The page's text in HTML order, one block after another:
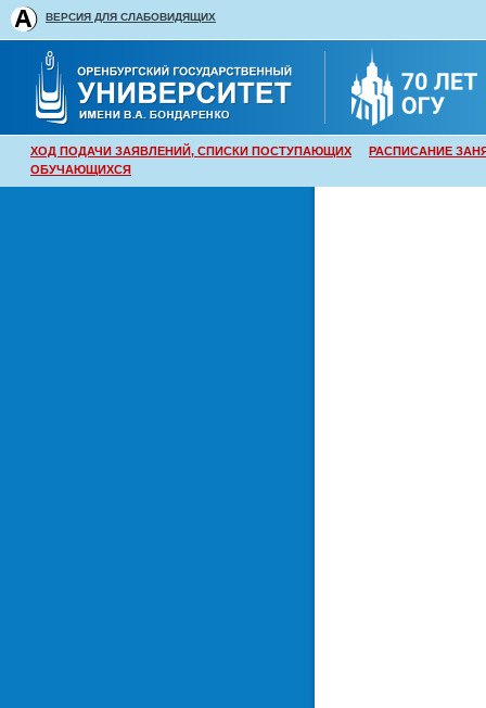
ВЕРСИЯ ДЛЯ СЛАБОВИДЯЩИХ
ХОД ПОДАЧИ ЗАЯВЛЕНИЙ, СПИСКИ ПОСТУПАЮЩИХ
РАСПИСАНИЕ
ОБУЧАЮЩИХСЯ